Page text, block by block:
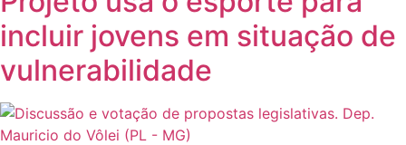
incluir jovens em situação de
vulnerabilidade